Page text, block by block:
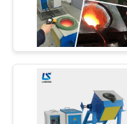
GIRO
DELLA
FABBRICA
fusione